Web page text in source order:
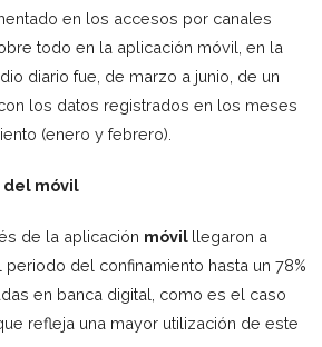
en los accesos por canales
todo en la aplicación móvil, en la
diario fue, de marzo a junio, de un
los datos registrados en los meses
(enero y febrero).
del móvil
de la aplicación móvil llegaron a
del confinamiento hasta un 78%
en banca digital, como es el caso
refleja una mayor utilización de este